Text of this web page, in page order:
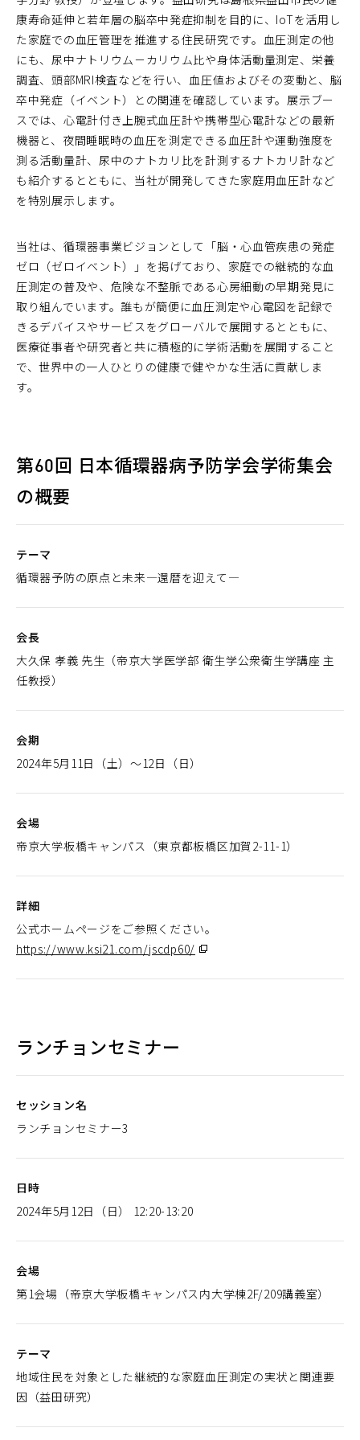
康寿命延伸と若年層の脳卒中発症抑制を目的に、IoTを活用し
た家庭での血圧管理を推進する住民研究です。血圧測定の他
にも、尿中ナトリウム－カリウム比や身体活動量測定、栄養
調査、頭部MRI検査などを行い、血圧値およびその変動と、脳
卒中発症（イベント）との関連を確認しています。展示ブー
スでは、心電計付き上腕式血圧計や携帯型心電計などの最新
機器と、夜間睡眠時の血圧を測定できる血圧計や運動強度を
測る活動量計、尿中のナトカリ比を計測するナトカリ計など
も紹介するとともに、当社が開発してきた家庭用血圧計など
を特別展示します。
当社は、循環器事業ビジョンとして「脳・心血管疾患の発症
ゼロ（ゼロイベント）」を掲げており、家庭での継続的な血
圧測定の普及や、危険な不整脈である心房細動の早期発見に
取り組んでいます。誰もが簡便に血圧測定や心電図を記録で
きるデバイスやサービスをグローバルで展開するとともに、
医療従事者や研究者と共に積極的に学術活動を展開すること
で、世界中の一人ひとりの健康で健やかな生活に貢献しま
す。
第60回 日本循環器病予防学会学術集会
の概要
テーマ
循環器予防の原点と未来―還暦を迎えて―
会長
大久保 孝義 先生（帝京大学医学部 衛生学公衆衛生学講座 主
任教授）
会期
2024年5月11日（土）～12日（日）
会場
帝京大学板橋キャンパス（東京都板橋区加賀2-11-1）
詳細
公式ホームページをご参照ください。
https://www.ksi21.com/jscdp60/ （別
ランチョンセミナー
セッション名
ランチョンセミナー3
日時
2024年5月12日（日） 12:20-13:20
会場
第1会場（帝京大学板橋キャンパス内大学棟2F/209講義室）
テーマ
地域住民を対象とした継続的な家庭血圧測定の実状と関連要
因（益田研究）